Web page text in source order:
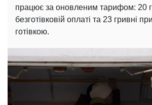
працює за оновленим тарифом: 20
безготівковій оплаті та 23 гривні
готівкою.